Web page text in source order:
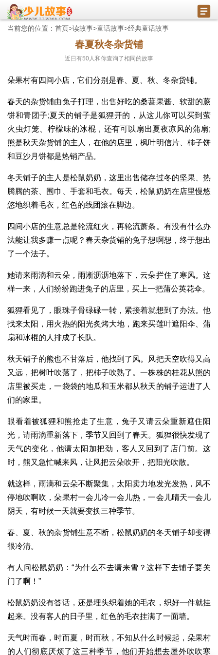
当前您的位置： 首页>读故事>童话故事>经典童话故事
春夏秋冬杂货铺
近日有50人和你查询了相同的故事
朵果村有四间小店，它们分别是春、夏、秋、冬杂货铺。
春天的杂货铺由兔子打理，出售好吃的桑葚果酱、软甜的蕨
饼和青团子;夏天的铺子是狐狸开的，从这儿你可以买到萤
火虫灯笼、柠檬味的冰棍，还有可以扇出夏夜凉风的蒲扇;
熊是秋天杂货铺的主人，在他的店里，枫叶明信片、柿子饼
和豆沙月饼都是热销产品。
冬天铺子的主人是松鼠奶奶，这里出售储存过冬的坚果、热
腾腾的茶、围巾、手套和毛衣。每天，松鼠奶奶在店里慢悠
悠地织着毛衣，红色的线团滚在脚边。
四间小店的生意总是轮流红火，再轮流萧条。有没有什么办
法能让我多赚一点呢？春天杂货铺的兔子想啊想，终于想出
了一个法子。
她请来雨滴和云朵，雨淅沥沥地落下，云朵拦住了寒风。这
样一来，人们纷纷跑进兔子的店里，买上一把蒲公英花伞。
狐狸看见了，眼珠子骨碌碌一转，紧接着就想到了办法。他
找来太阳，用火热的阳光炙烤大地，跑来买莲叶遮阳伞、蒲
扇和冰棍的人排成了长队。
秋天铺子的熊也不甘落后，他找到了风。风把天空吹得又高
又远，把树叶吹落了，把柿子吹熟了。一株株的桂花从熊的
店里被买走，一袋袋的地瓜和玉米都从秋天的铺子运进了人
们的家里。
眼看着被狐狸和熊抢走了生意，兔子又请云朵重新遮住阳
光，请雨滴重新落下，季节又回到了春天。狐狸很快发现了
天气的变化，他请太阳加把劲，客人又回到了店门前。这
时，熊又急忙喊来风，让风把云朵吹开，把阳光吹散。
就这样，雨滴和云朵不断聚集，太阳卖力地发光发热，风不
停地吹啊吹，朵果村一会儿冷一会儿热，一会儿晴天一会儿
阴天，有时候一天就要变换三种季节。
春、夏、秋的杂货铺生意不断，松鼠奶奶的冬天铺子却变得
很冷清。
有人问松鼠奶奶：“为什么不去请来雪？这样下去铺子要关
门了啊！”
松鼠奶奶没有答话，还是埋头织着她的毛衣，织好一件就挂
起来。没有客人的日子里，红色的毛衣挂满了一面墙。
天气时而春，时而夏，时而秋，不知从什么时候起，朵果村
的人们彻底厌烦了这三种季节，他们开始想去屋外吹吹寒